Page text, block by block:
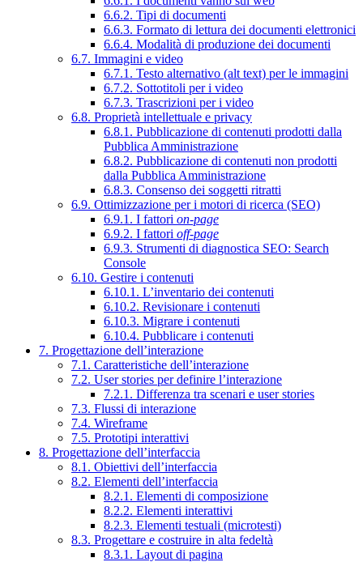
6.6.2. Tipi di documenti
6.6.3. Formato di lettura dei documenti elettronici
6.6.4. Modalità di produzione dei documenti
6.7. Immagini e video
6.7.1. Testo alternativo (alt text) per le immagini
6.7.2. Sottotitoli per i video
6.7.3. Trascrizioni per i video
6.8. Proprietà intellettuale e privacy
6.8.1. Pubblicazione di contenuti prodotti dalla
Pubblica Amministrazione
6.8.2. Pubblicazione di contenuti non prodotti
dalla Pubblica Amministrazione
6.8.3. Consenso dei soggetti ritratti
6.9. Ottimizzazione per i motori di ricerca (SEO)
6.9.1. I fattori on-page
6.9.2. I fattori off-page
6.9.3. Strumenti di diagnostica SEO: Search
Console
6.10. Gestire i contenuti
6.10.1. L’inventario dei contenuti
6.10.2. Revisionare i contenuti
6.10.3. Migrare i contenuti
6.10.4. Pubblicare i contenuti
7. Progettazione dell’interazione
7.1. Caratteristiche dell’interazione
7.2. User stories per definire l’interazione
7.2.1. Differenza tra scenari e user stories
7.3. Flussi di interazione
7.4. Wireframe
7.5. Prototipi interattivi
8. Progettazione dell’interfaccia
8.1. Obiettivi dell’interfaccia
8.2. Elementi dell’interfaccia
8.2.1. Elementi di composizione
8.2.2. Elementi interattivi
8.2.3. Elementi testuali (microtesti)
8.3. Progettare e costruire in alta fedeltà
8.3.1. Layout di pagina